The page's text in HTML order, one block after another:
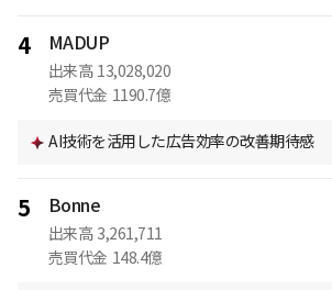
4 MADUP
出来高 13,028,020
売買代金 1190.7億
AI技術を活用した広告効率の改善期待感
5 Bonne
出来高 3,261,711
売買代金 148.4億